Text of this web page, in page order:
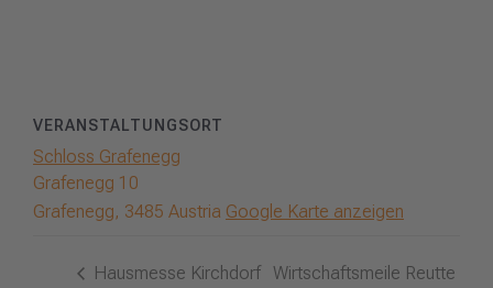
VERANSTALTUNGSORT
Schloss Grafenegg
Grafenegg 10
Grafenegg, 3485 Austria Google Karte anzeigen
Hausmesse Kirchdorf Wirtschaftsmeile Reutte